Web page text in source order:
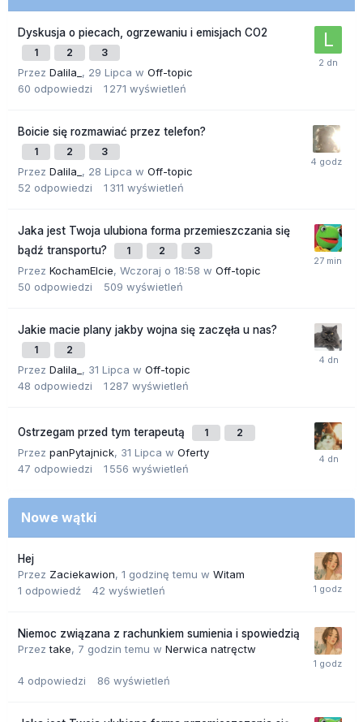
Dyskusja o piecach, ogrzewaniu i emisjach CO2
1 2 3
Przez Dalila_ , 29 Lipca w Off-topic
60 odpowiedzi 1 271 wyświetleń
Boicie się rozmawiać przez telefon?
1 2 3
Przez Dalila_ , 28 Lipca w Off-topic
52 odpowiedzi 1 311 wyświetleń
Jaka jest Twoja ulubiona forma przemieszczania się
bądź transportu?
1 2 3
Przez KochamElcie, Wczoraj o 18:58 w Off-topic
50 odpowiedzi 509 wyświetleń
Jakie macie plany jakby wojna się zaczęła u nas?
1 2
Przez Dalila_ , 31 Lipca w Off-topic
48 odpowiedzi 1 287 wyświetleń
Ostrzegam przed tym terapeutą 1 2
Przez panPytajnick, 31 Lipca w Oferty
47 odpowiedzi 1 556 wyświetleń
Nowe wątki
Hej
Przez Zaciekawion, 1 godzinę temu w Witam
1 odpowiedź 42 wyświetleń
Niemoc związana z rachunkiem sumienia i spowiedzią
Przeztake, 7 godzin temu w Nerwica natręctw
4 odpowiedzi 86 wyświetleń